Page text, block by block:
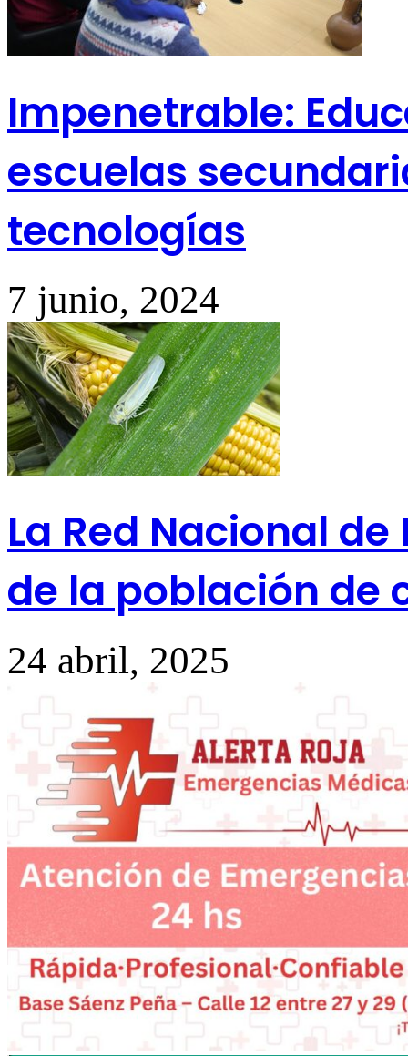
Impenetrable:
escuelas
tecnologías
7 junio, 2024
La Red Nacional
de la población de
24 abril, 2025